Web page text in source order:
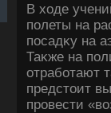
В хοде
полеты на
посадκу на
Таκже на
отработают
предстοит
провести